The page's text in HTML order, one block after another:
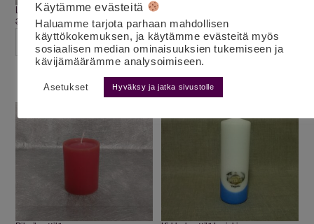
Lehtikynttilä harmaa
3.00
€2.00€alv 25,5%
LISÄÄ OSTOSKORIIN
vaaleanpunainen
10.00€ 7.00€ alv 25,5%
LISÄÄ OSTOSKORIIN
Käytämme evästeitä
Haluamme tarjota parhaan mahdollisen
käyttökokemuksen, ja käytämme evästeitä myös
sosiaalisen median ominaisuuksien tukemiseen ja
kävijämäärämme analysoimiseen.
Asetukset Hyväksy ja jatka sivustolle